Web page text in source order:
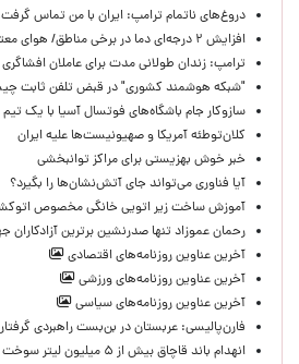
دروغ‌های ناتمام ترامپ: ایران با من تماس
افزایش ۲ درجه‌ای دما در برخی مناطق/ هوای معتدل در نوار شمالی ایران
ترامپ: زندان طولانی مدت برای عاملان
"شبکه هوشمند کشوری" در قبض تلفن ثابت
سازوکار جام باشگاه‌های فوتسال آسیا با یک تیم
کلان‌توطئه آمریکا و صهیونیست‌ها علیه ایران
خبر خوش بهزیستی برای مراکز توانبخشی
آیا فناوری می‌تواند جای آتش‌نشان‌ها را بگیرد؟
آموزش ساخت زیر اتویی خانگی مخصوص
رحمان عموزاد تنها صدرنشین برترین آزادکاران
آخرین عناوین روزنامه‌های اقتصادی
آخرین عناوین روزنامه‌های ورزشی
آخرین عناوین روزنامه‌های سیاسی
فارن‌پالیسی: عربستان در بن‌بست راهبردی
انهدام باند قاچاق بیش از ۵ میلیون لیتر سوخت در بندرعباس